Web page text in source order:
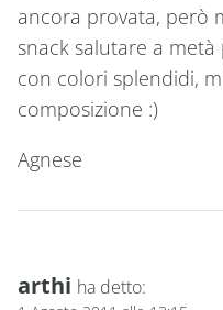
ancora provata, però
snack salutare a
con colori splendidi,
composizione :)
Agnese
arthi ha detto: